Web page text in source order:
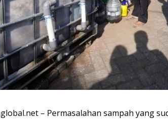
– Permasalahan sampah yang